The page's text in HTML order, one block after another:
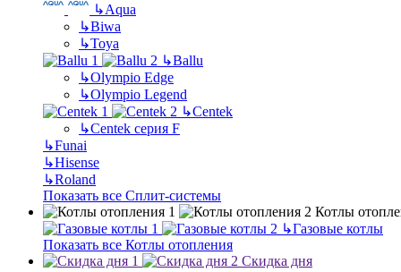
↳Aqua
↳Biwa
↳Toya
↳Ballu
↳Olympio Edge
↳Olympio Legend
↳Centek
↳Centek серия F
↳Funai
↳Hisense
↳Roland
Показать все Сплит-системы
Котлы
↳Газовые котлы
Показать все Котлы отопления
Скидка дня